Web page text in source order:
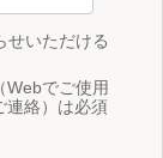
せいただける
でご使用
連絡）は必須